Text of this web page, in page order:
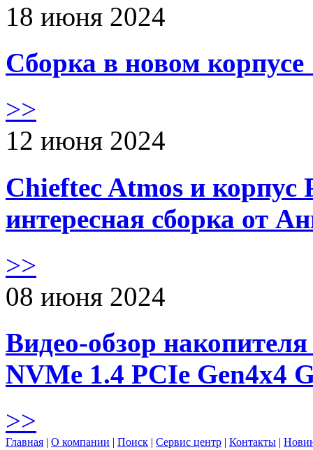
18 июня 2024
Сборка в новом
>>
12 июня 2024
Chieftec Atmos и корпус
интересная сборка от
>>
08 июня 2024
Видео-обзор
NVMe 1.4 PCIe Gen4х4
>>
Главная | О компании | Поиск | Сервис центр | Контакты |